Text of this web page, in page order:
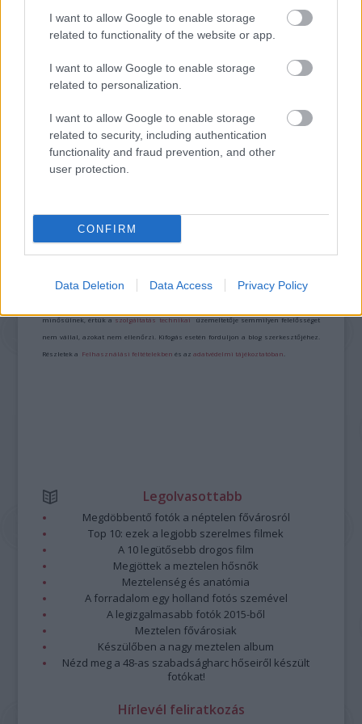
I want to allow Google to enable storage
related to functionality of the website or app.
I want to allow Google to enable storage
related to personalization.
I want to allow Google to enable storage
related to security, including authentication
functionality and fraud prevention, and other
user protection.
CONFIRM
Data Deletion Data Access Privacy Policy
ÁTADTÁK A SZÍNIKRITIKUSOK DÍJÁT
A bejegyzés trackback címe:
Kommentek:
minősülnek, értük aszolgáltatás technikaiüzemeltetője semmilyen felelősséget
nem vállal, azokat nem ellenőrzi. Kifogás esetén forduljon a blog szerkesztőjéhez.
Részletek a Felhasználási feltételekben és azadatvédelmi tájékoztatóban
Legolvasottabb
Megdöbbentő fotók a néptelen fővárosról
Top 10: ezek a legjobb szerelmes filmek
A 10 legütősebb drogos film
Megjöttek a meztelen hősnők
Meztelenség és anatómia
A forradalom egy holland fotós szemével
A legizgalmasabb fotók 2015-ből
Meztelen fővárosiak
Készülőben a nagy meztelen album
Nézd meg a 48-as szabadságharc hőseiről készült
fotókat!
Hírlevél feliratkozás